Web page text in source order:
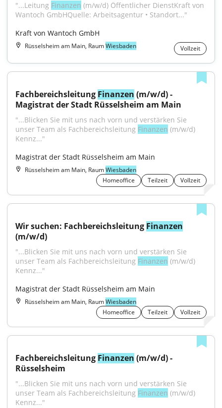
"...Leitung Finanzen (m/w/d) Öffentlicher DienstKraft von
Wantoch GmbHQuelle: Arbeitsagentur • Standort..."
Kraft von Wantoch GmbH
Rüsselsheim am Main, RaumWiesbaden Vollzeit
Fachbereichsleitung Finanzen (m/w/d) -
Magistrat der Stadt Rüsselsheim am Main
"...Blicken Sie mit uns nach vorn und verstärken Sie
unser Team als Fachbereichsleitung Finanzen (m/w/d)
Kennz..."
Magistrat der Stadt Rüsselsheim am Main
Rüsselsheim am Main, RaumWiesbaden
Homeoffice
Teilzeit Vollzeit
Wir suchen: Fachbereichsleitung Finanzen
(m/w/d)
"...Blicken Sie mit uns nach vorn und verstärken Sie
unser Team als Fachbereichsleitung Finanzen (m/w/d)
Kennz..."
Magistrat der Stadt Rüsselsheim am Main
Rüsselsheim am Main, RaumWiesbaden
Homeoffice
Teilzeit Vollzeit
Fachbereichsleitung Finanzen (m/w/d) -
Rüsselsheim
"...Blicken Sie mit uns nach vorn und verstärken Sie
unser Team als Fachbereichsleitung Finanzen (m/w/d)
Kennz..."